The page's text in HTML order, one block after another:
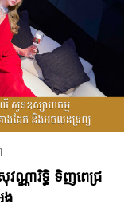
ណ្ណារិទ្ធិ ទិញពេជ្រ
ង